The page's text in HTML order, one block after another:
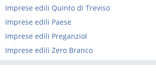
Imprese edili Quinto di Treviso
Imprese edili Paese
Imprese edili Preganziol
Imprese edili Zero Branco